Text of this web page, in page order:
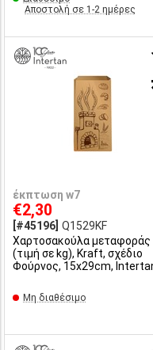
Αποστολή σε 1-2 ημέρες
έκπτωση w7
€2,30
[#45196] Q1529KF
Χαρτοσακούλα μεταφοράς
(τιμή σε kg), Kraft, σχέδιο
Φούρνος, 15x29cm,
Μη διαθέσιμο